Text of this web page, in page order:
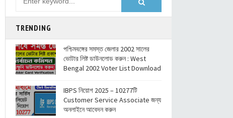
TRENDING
পশ্চিমবঙ্গের সমস্ত জেলার 2002 সালের
ভোটার লিষ্ট ডাউনলোড করুন : West
Bengal 2002 Voter List Download
IBPS নিয়োগ 2025 – 10277টি
Customer Service Associate জন্য
অনলাইনে আবেদন করুন